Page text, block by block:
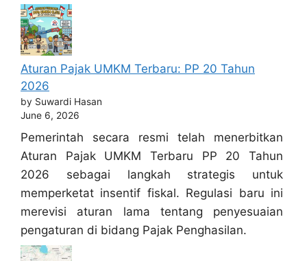
Aturan Pajak UMKM Terbaru: PP 20 Tahun
2026
by Suwardi Hasan
June 6, 2026
Pemerintah secara resmi telah menerbitkan
Aturan Pajak UMKM Terbaru PP 20 Tahun
2026 sebagai langkah strategis untuk
memperketat insentif fiskal. Regulasi baru ini
merevisi aturan lama tentang penyesuaian
pengaturan di bidang Pajak Penghasilan.